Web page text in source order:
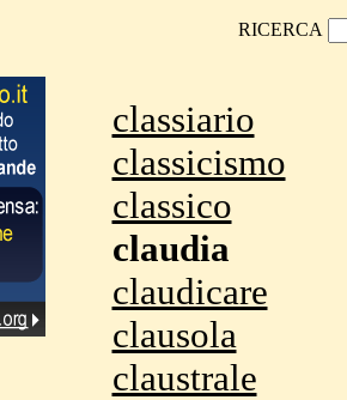
RICERCA
classiario
classicismo
classico
claudia
claudicare
clausola
claustrale